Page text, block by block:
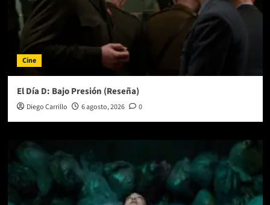
Cine
El Día D: Bajo Presión (Reseña)
Diego Carrillo 6 agosto, 2026 0